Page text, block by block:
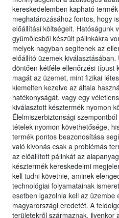
kereskedelemben kapható
meghatározásához fontos, hogy
előállítási költségeit. Hatóságunk
gyümölcsből készült pálinkákra
melyek nagyban segítenek az
előállító üzemek
döntően kétféle ellenőrzési típust
magát az üzemet, mint fizikai
kiemelten kezelve az általa
hatékonyságát, vagy egy
kiválasztott késztermék nyomon
Élelmiszerbiztonsági
tételek nyomon követhetősége,
termék pontos beazonosítása
való kivonás csak a problémás
az előállított pálinkát az
késztermék kereskedelmi
kell tudni követnie, aminek
technológiai folyamatainak
esetben igazolnia kell az üzembe
magyarországi eredetét. A
területekről származnak, ilyenkor